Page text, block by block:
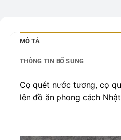
MÔ TẢ
THÔNG TIN BỔ SUNG
Cọ quét nước tương, cọ
lên đồ ăn phong cách Nhật